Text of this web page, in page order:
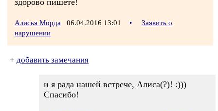
здорово пишете!
Алисья Морда 06.04.2016 13:01 •
Заявить о
нарушении
+ добавить замечания
и я рада нашей встрече, Алиса(?)! :)))
Спасибо!